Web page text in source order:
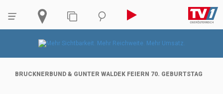
BRUCKNERBUND & GUNTER WALDEK FEIERN 70. GEBURTSTAG